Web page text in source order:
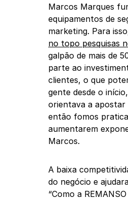
Marcos Marques
equipamentos de
marketing. Para
no topo pesquisas
galpão de mais de
parte ao
clientes, o que
gente desde o
orientava a apostar
então fomos
aumentarem
Marcos.
A baixa
do negócio e
“Como a